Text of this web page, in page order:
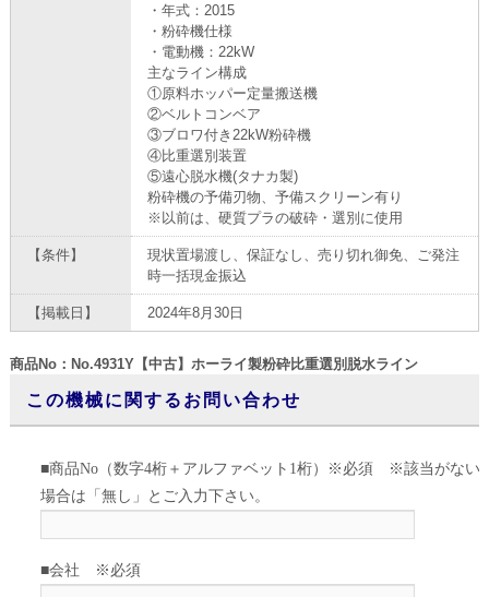
・年式：2015
・粉砕機仕様
・電動機：22kW
主なライン構成
①原料ホッパー定量搬送機
②ベルトコンベア
③ブロワ付き22kW粉砕機
④比重選別装置
⑤遠心脱水機(タナカ製)
粉砕機の予備刃物、予備スクリーン有り
※以前は、硬質プラの破砕・選別に使用
【条件】
現状置場渡し、保証なし、売り切れ御免、ご発注
時一括現金振込
【掲載日】 2024年8月30日
商品No：No.4931Y【中古】ホーライ製粉砕比重選別脱水ライン
この機械に関するお問い合わせ